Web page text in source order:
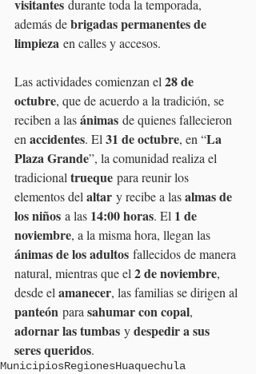
visitantes durante toda la temporada,
además de brigadas permanentes de
limpieza en calles y accesos.
Las actividades comienzan el 28 de
octubre, que de acuerdo a la tradición, se
reciben a las ánimas de quienes fallecieron
en accidentes. El 31 de octubre, en “La
Plaza Grande”, la comunidad realiza el
tradicional trueque para reunir los
elementos del altar y recibe a las almas de
los niños a las 14:00 horas. El 1 de
noviembre, a la misma hora, llegan las
ánimas de los adultos fallecidos de manera
natural, mientras que el 2 de noviembre,
desde el amanecer, las familias se dirigen al
panteón para sahumar con copal,
adornar las tumbas y despedir a sus
seres queridos.
MunicipiosRegionesHuaquechula